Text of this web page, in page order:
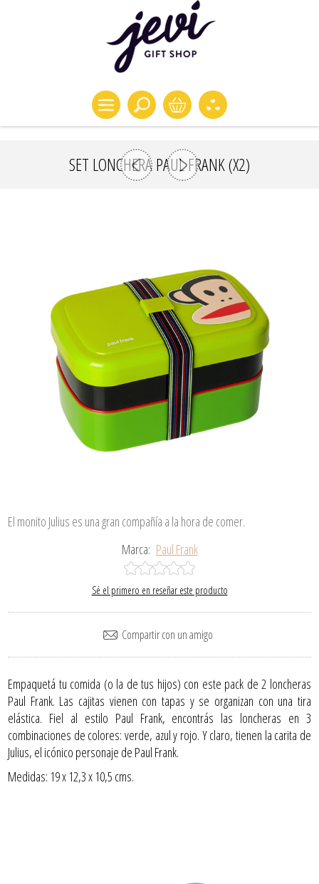
SET LONCHERA PAUL FRANK (X2)
El monito Julius es una gran compañía a la hora de comer.
Marca: Paul Frank
Sé el primero en reseñar este producto
Empaquetá tu comida (o la de tus hijos) con este pack de 2 loncheras
Paul Frank. Las cajitas vienen con tapas y se organizan con una tira
elástica. Fiel al estilo Paul Frank, encontrás las loncheras en 3
combinaciones de colores: verde, azul y rojo. Y claro, tienen la carita de
Julius, el icónico personaje de Paul Frank.
Medidas: 19 x 12,3 x 10,5 cms.